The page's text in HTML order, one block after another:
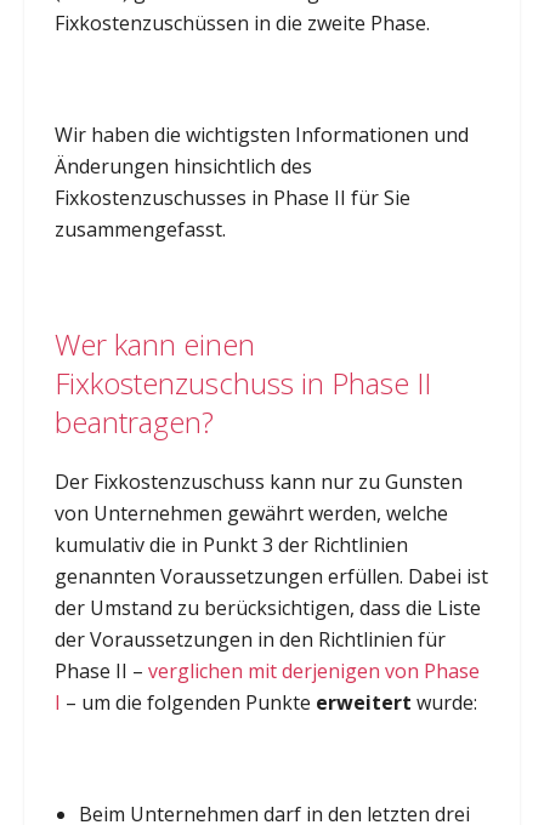
Fixkostenzuschüssen in die zweite Phase.
Wir haben die wichtigsten Informationen und
Änderungen hinsichtlich des
Fixkostenzuschusses in Phase II für Sie
zusammengefasst.
Wer kann einen
Fixkostenzuschuss in Phase II
beantragen?
Der Fixkostenzuschuss kann nur zu Gunsten
von Unternehmen gewährt werden, welche
kumulativ die in Punkt 3 der Richtlinien
genannten Voraussetzungen erfüllen. Dabei ist
der Umstand zu berücksichtigen, dass die Liste
der Voraussetzungen in den Richtlinien für
Phase II – verglichen mit derjenigen von Phase
I – um die folgenden Punkte erweitert wurde:
Beim Unternehmen darf in den letzten drei